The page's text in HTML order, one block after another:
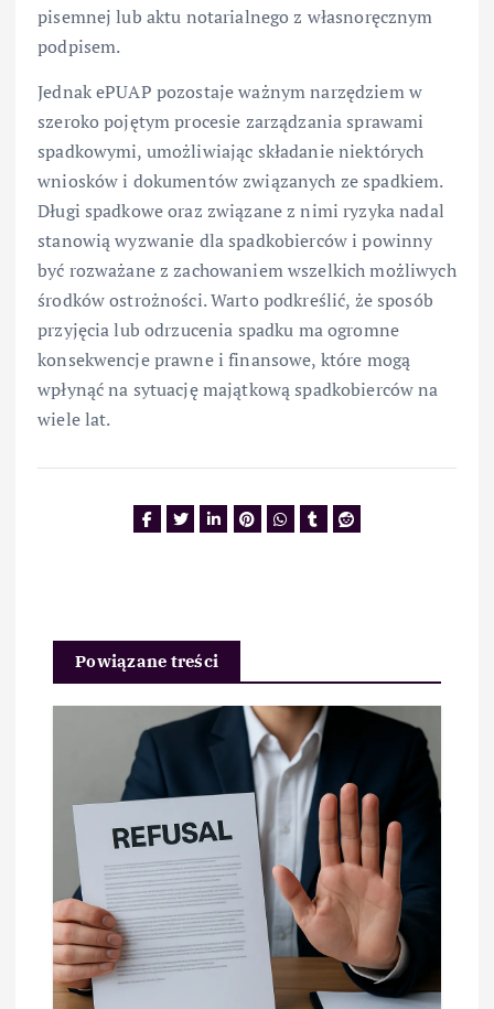
pisemnej lub aktu notarialnego z własnoręcznym
podpisem.
Jednak ePUAP pozostaje ważnym narzędziem w
szeroko pojętym procesie zarządzania sprawami
spadkowymi, umożliwiając składanie niektórych
wniosków i dokumentów związanych ze spadkiem.
Długi spadkowe oraz związane z nimi ryzyka nadal
stanowią wyzwanie dla spadkobierców i powinny
być rozważane z zachowaniem wszelkich możliwych
środków ostrożności. Warto podkreślić, że sposób
przyjęcia lub odrzucenia spadku ma ogromne
konsekwencje prawne i finansowe, które mogą
wpłynąć na sytuację majątkową spadkobierców na
wiele lat.
Powiązane treści